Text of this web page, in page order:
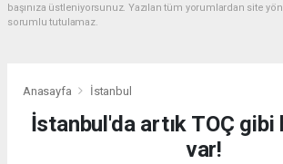
başınıza üstleniyorsunuz. Yazılan tüm yorumlardan site
sorumlu tutulamaz.
Anasayfa İstanbul
İstanbul'da artık TOÇ
var!